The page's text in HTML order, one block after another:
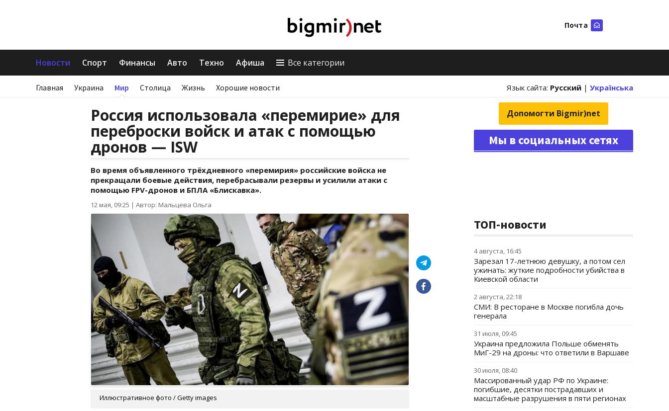
Почта
Новости Спорт Финансы Авто Техно Афиша Все категории
Главная Украина Мир Столица Жизнь Хорошие новости Язык сайта: Русский | Українська
Россия использовала «перемирие» для
переброски войск и атак с помощью
дронов — ISW
Во время объявленного трёхдневного «перемирия» российские войска не
прекращали боевые действия, перебрасывали резервы и усилили атаки с
помощью FPV-дронов и БПЛА «Блискавка».
12 мая, 09:25 | Автор: Мальцева Ольга
Иллюстративное фото / Getty images
Допомогти Bigmir)net
Мы в социальных сетях
ТОП-новости
4 августа, 16:45
Зарезал 17-летнюю девушку, а потом сел
ужинать: жуткие подробности убийства в
Киевской области
2 августа, 22:18
СМИ: В ресторане в Москве погибла дочь
генерала
31 июля, 09:45
Украина предложила Польше обменять
МиГ-29 на дроны: что ответили в Варшаве
30 июля, 08:40
Массированный удар РФ по Украине:
погибшие, десятки пострадавших и
масштабные разрушения в пяти регионах